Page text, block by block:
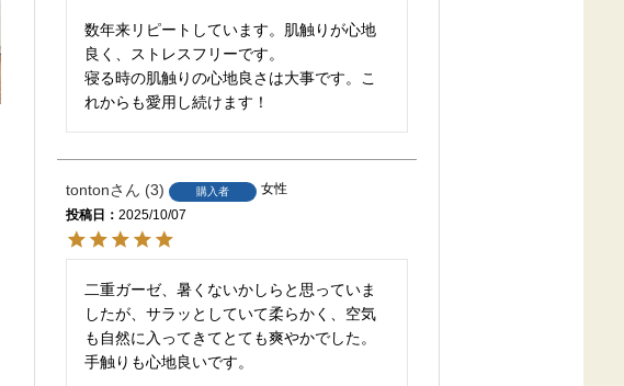
数年来リピートしています。肌触りが心地
良く、ストレスフリーです。
寝る時の肌触りの心地良さは大事です。こ
れからも愛用し続けます！
tonton 3 購入者
女性
投稿日
2025/10/07
二重ガーゼ、暑くないかしらと思っていま
したが、サラッとしていて柔らかく、空気
も自然に入ってきてとても爽やかでした。
手触りも心地良いです。